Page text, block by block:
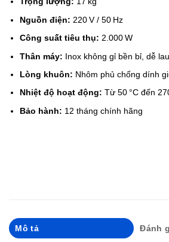
Nguồn điện: 220 V / 50 Hz
Công suất tiêu thụ: 2.000 W
Thân máy: Inox không gỉ bền bỉ, dễ
Lòng khuôn: Nhôm phủ chống dính
Nhiệt độ hoạt động: Từ 50 °C đến
Bảo hành: 12 tháng chính hãng
Mô tả Đánh